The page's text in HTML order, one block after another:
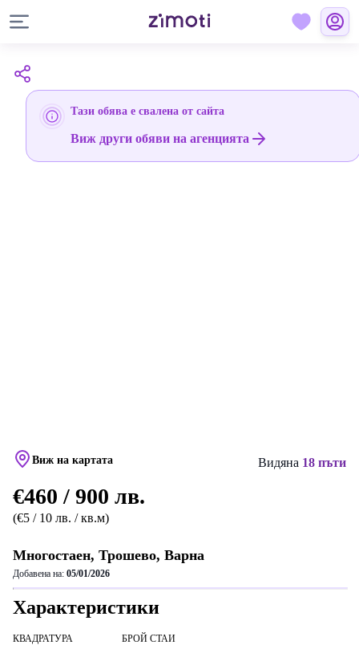
Тази обява е свалена от сайта
Виж други обяви на агенцията
Виж на картата Видяна 18 пъти
€460 / 900 лв.
(€5 / 10 лв. / кв.м)
Многостаен, Трошево, Варна
Добавена на: 05/01/2026
Характеристики
КВАДРАТУРА БРОЙ СТАИ